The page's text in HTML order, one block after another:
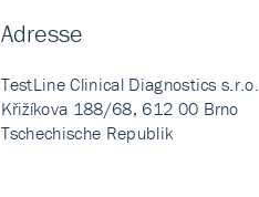
Adresse
TestLine Clinical Diagnostics s.r.o.
Křižíkova 188/68, 612 00 Brno
Tschechische Republik